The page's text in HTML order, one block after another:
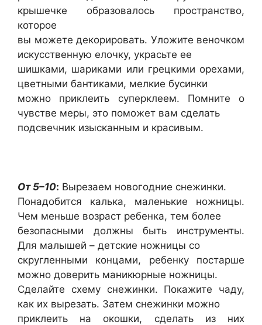
крышечке образовалось пространство,
которое
вы можете декорировать. Уложите веночком
искусственную елочку, украсьте ее
шишками, шариками или грецкими орехами,
цветными бантиками, мелкие бусинки
можно приклеить суперклеем. Помните о
чувстве меры, это поможет вам сделать
подсвечник изысканным и красивым.
От 5–10: Вырезаем новогодние снежинки.
Понадобится калька, маленькие ножницы.
Чем меньше возраст ребенка, тем более
безопасными должны быть инструменты.
Для малышей – детские ножницы со
скругленными концами, ребенку постарше
можно доверить маникюрные ножницы.
Сделайте схему снежинки. Покажите чаду,
как их вырезать. Затем снежинки можно
приклеить на окошки, сделать из них